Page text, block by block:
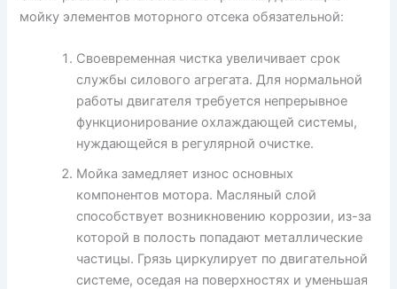
мойку элементов моторного отсека обязательной:
Своевременная чистка увеличивает срок
службы силового агрегата. Для нормальной
работы двигателя требуется непрерывное
функционирование охлаждающей системы,
нуждающейся в регулярной очистке.
Мойка замедляет износ основных
компонентов мотора. Масляный слой
способствует возникновению коррозии, из-за
которой в полость попадают металлические
частицы. Грязь циркулирует по двигательной
системе, оседая на поверхностях и уменьшая